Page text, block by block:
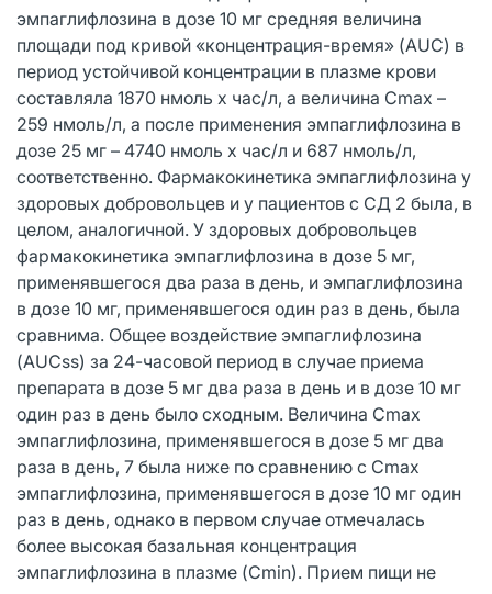
эмпаглифлозина в дозе 10 мг средняя величина
площади под кривой «концентрация-время» (AUC) в
период устойчивой концентрации в плазме крови
составляла 1870 нмоль х час/л, а величина Cmax –
259 нмоль/л, а после применения эмпаглифлозина в
дозе 25 мг – 4740 нмоль х час/л и 687 нмоль/л,
соответственно. Фармакокинетика эмпаглифлозина у
здоровых добровольцев и у пациентов с СД 2 была, в
целом, аналогичной. У здоровых добровольцев
фармакокинетика эмпаглифлозина в дозе 5 мг,
применявшегося два раза в день, и эмпаглифлозина
в дозе 10 мг, применявшегося один раз в день, была
сравнима. Общее воздействие эмпаглифлозина
(AUCss) за 24-часовой период в случае приема
препарата в дозе 5 мг два раза в день и в дозе 10 мг
один раз в день было сходным. Величина Cmax
эмпаглифлозина, применявшегося в дозе 5 мг два
раза в день, 7 была ниже по сравнению с Cmax
эмпаглифлозина, применявшегося в дозе 10 мг один
раз в день, однако в первом случае отмечалась
более высокая базальная концентрация
эмпаглифлозина в плазме (Cmin). Прием пищи не